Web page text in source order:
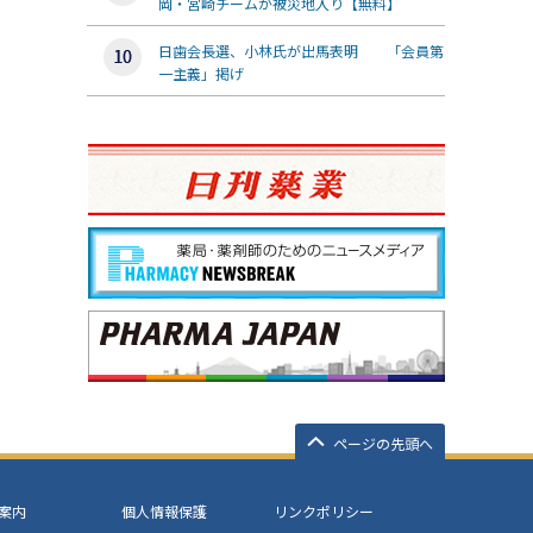
日歯会長選、小林氏が出馬表明 「会員第
一主義」掲げ
ページの先頭へ
内 個人情報保護
リンクポリシー